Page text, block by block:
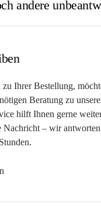
andere
zu Ihrer Bestellung,
Beratung zu
hilft Ihnen gerne
Nachricht – wir